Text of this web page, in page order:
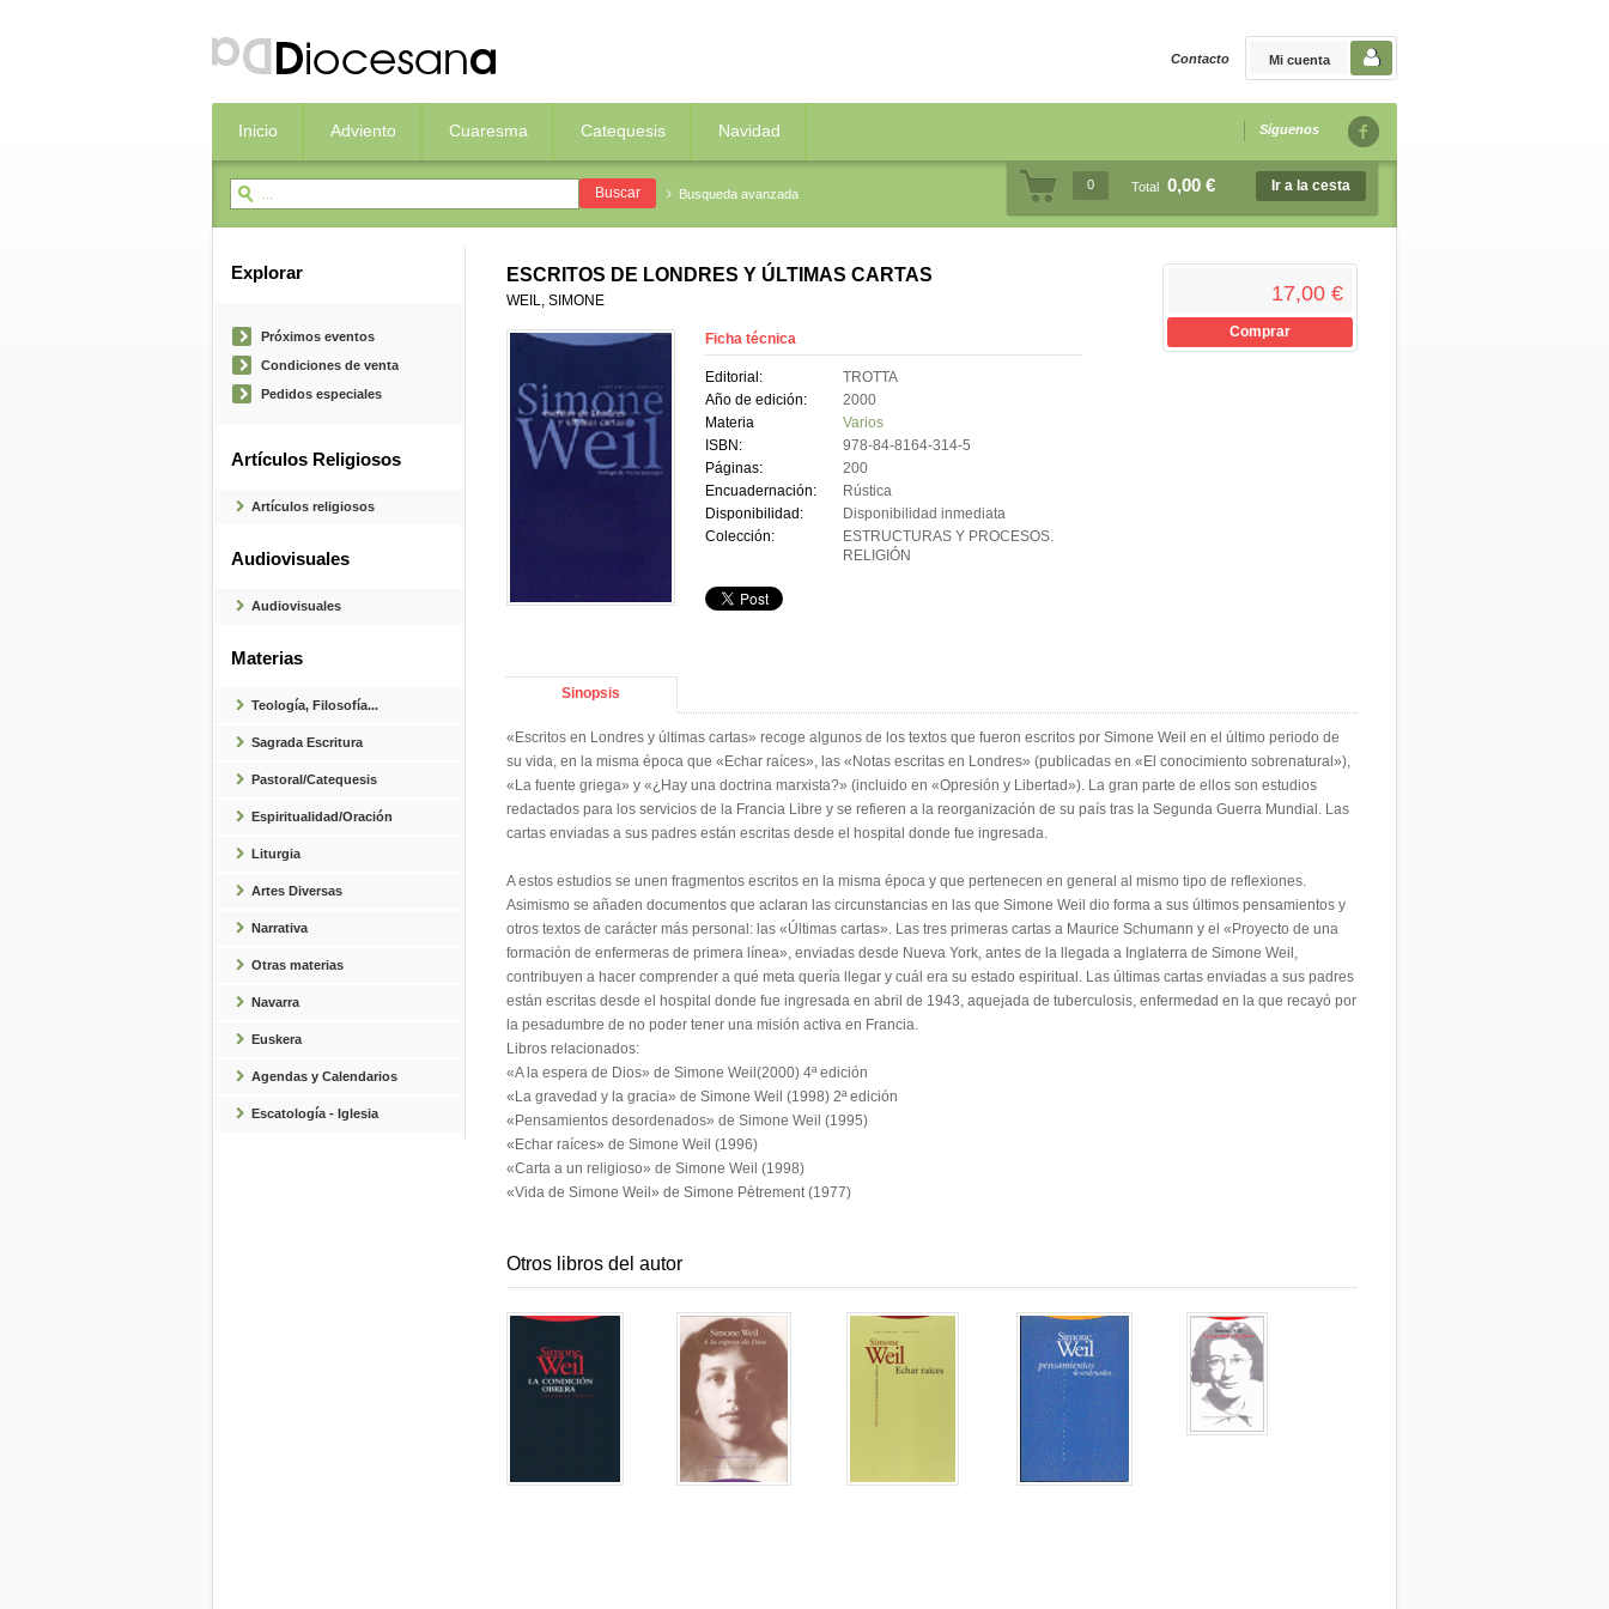
Mi cuenta
Contacto
Inicio Adviento Cuaresma Catequesis Navidad Síguenos
Busqueda avanzada
0 Total 0,00 € Ir a la cesta
Explorar
Próximos eventos
Condiciones de venta
Pedidos especiales
Artículos Religiosos
Artículos religiosos
Audiovisuales
Audiovisuales
Materias
Teología, Filosofía...
Sagrada Escritura
Pastoral/Catequesis
Espiritualidad/Oración
Liturgia
Artes Diversas
Narrativa
Otras materias
Navarra
Euskera
Agendas y Calendarios
Escatología - Iglesia
ESCRITOS DE LONDRES Y ÚLTIMAS CARTAS
WEIL, SIMONE
Ficha técnica
Editorial:
TROTTA
Año de edición:
2000
Materia
Varios
ISBN:
978-84-8164-314-5
Páginas:
200
Encuadernación:
Rústica
Disponibilidad:
Disponibilidad inmediata
Colección:
ESTRUCTURAS Y PROCESOS.
RELIGIÓN
17,00 €
Comprar
Sinopsis
«Escritos en Londres y últimas cartas» recoge algunos de los textos que fueron escritos por Simone Weil en el último periodo de
su vida, en la misma época que «Echar raíces», las «Notas escritas en Londres» (publicadas en «El conocimiento sobrenatural»),
«La fuente griega» y «¿Hay una doctrina marxista?» (incluido en «Opresión y Libertad»). La gran parte de ellos son estudios
redactados para los servicios de la Francia Libre y se refieren a la reorganización de su país tras la Segunda Guerra Mundial. Las
cartas enviadas a sus padres están escritas desde el hospital donde fue ingresada.
A estos estudios se unen fragmentos escritos en la misma época y que pertenecen en general al mismo tipo de reflexiones.
Asimismo se añaden documentos que aclaran las circunstancias en las que Simone Weil dio forma a sus últimos pensamientos y
otros textos de carácter más personal: las «Últimas cartas». Las tres primeras cartas a Maurice Schumann y el «Proyecto de una
formación de enfermeras de primera línea», enviadas desde Nueva York, antes de la llegada a Inglaterra de Simone Weil,
contribuyen a hacer comprender a qué meta quería llegar y cuál era su estado espiritual. Las últimas cartas enviadas a sus padres
están escritas desde el hospital donde fue ingresada en abril de 1943, aquejada de tuberculosis, enfermedad en la que recayó por
la pesadumbre de no poder tener una misión activa en Francia.
Libros relacionados:
«A la espera de Dios» de Simone Weil(2000) 4ª edición
«La gravedad y la gracia» de Simone Weil (1998) 2ª edición
«Pensamientos desordenados» de Simone Weil (1995)
«Echar raíces» de Simone Weil (1996)
«Carta a un religioso» de Simone Weil (1998)
«Vida de Simone Weil» de Simone Pètrement (1977)
Otros libros del autor